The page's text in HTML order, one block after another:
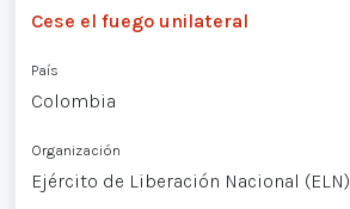
Cese el fuego unilateral
País
Colombia
Organización
Ejército de Liberación Nacional (ELN)